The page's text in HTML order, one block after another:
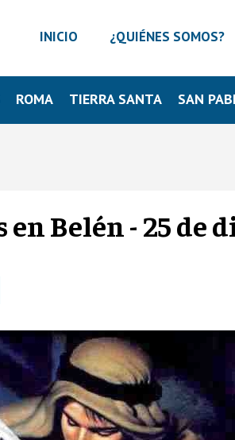
INICIO ¿QUIÉNES SOMOS?
ROMA TIERRA SANTA SAN
Belén - 25 de